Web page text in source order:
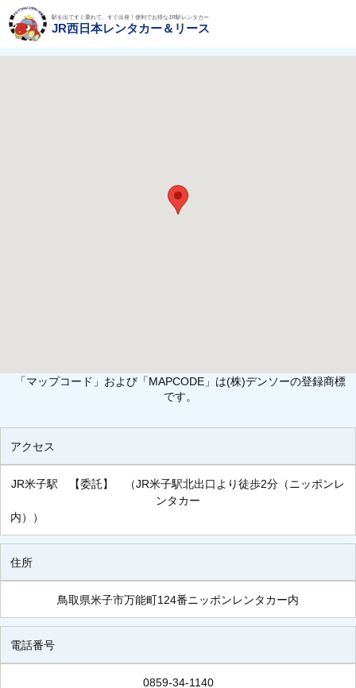
駅を出てすぐ乗れて、すぐ出発！便利でお得なJR駅レンタカー
JR西日本レンタカー＆リース
「マップコード」および「MAPCODE」は(株)デンソーの登録商標
です。
アクセス
JR米子駅 【委託】 （JR米子駅北出口より徒歩2分（ニッポンレ
ンタカー
内
住所
鳥取県米子市万能町124番ニッポンレンタカー内
電話番号
0859-34-1140